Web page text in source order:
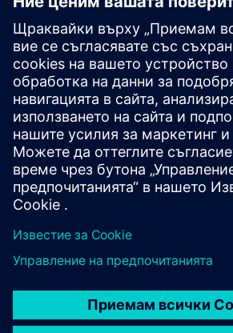
Широка гама от
размер
3VD предлагат множество размери
3P, 3P+N и 4P, за да отговорят на
изисквания за напрежение.